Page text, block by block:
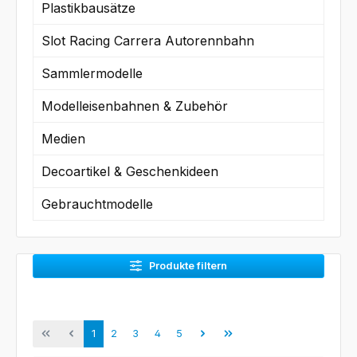
Plastikbausätze
Slot Racing Carrera Autorennbahn
Sammlermodelle
Modelleisenbahnen & Zubehör
Medien
Decoartikel & Geschenkideen
Gebrauchtmodelle
Produkte filtern
Seite
1 Seite
2 Seite
3 Seite
4 Seite
5